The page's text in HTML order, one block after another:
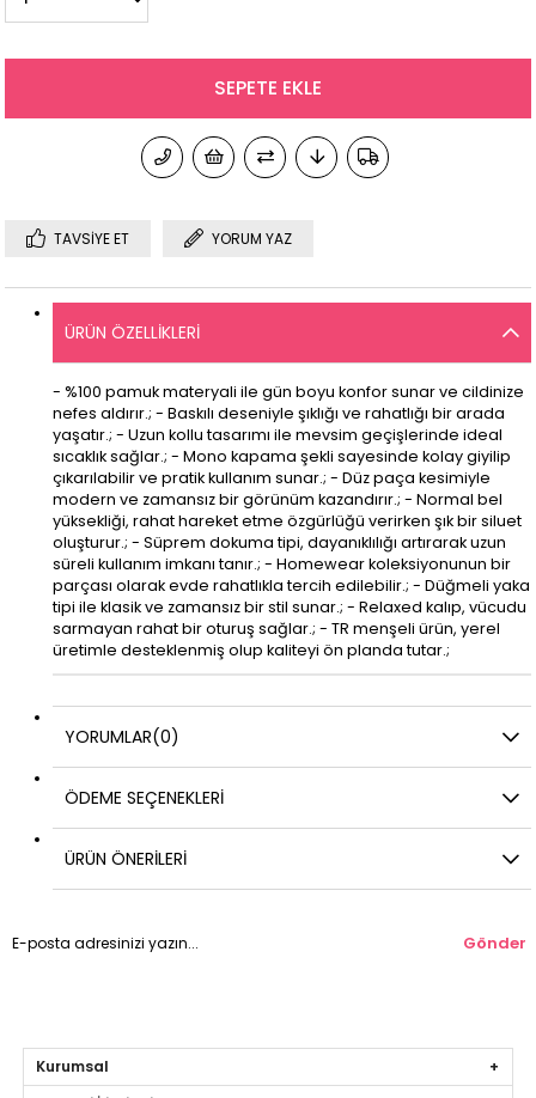
TAVSIYE ET YORUM YAZ
ÜRÜN ÖZELLIKLERI
- %100 pamuk materyali ile gün boyu konfor sunar ve cildinize
nefes aldırır.; - Baskılı deseniyle şıklığı ve rahatlığı bir arada
yaşatır.; - Uzun kollu tasarımı ile mevsim geçişlerinde ideal
sıcaklık sağlar.; - Mono kapama şekli sayesinde kolay giyilip
çıkarılabilir ve pratik kullanım sunar.; - Düz paça kesimiyle
modern ve zamansız bir görünüm kazandırır.; - Normal bel
yüksekliği, rahat hareket etme özgürlüğü verirken şık bir siluet
oluşturur.; - Süprem dokuma tipi, dayanıklılığı artırarak uzun
süreli kullanım imkanı tanır.; - Homewear koleksiyonunun bir
parçası olarak evde rahatlıkla tercih edilebilir.; - Düğmeli yaka
tipi ile klasik ve zamansız bir stil sunar.; - Relaxed kalıp, vücudu
sarmayan rahat bir oturuş sağlar.; - TR menşeli ürün, yerel
üretimle desteklenmiş olup kaliteyi ön planda tutar.;
YORUMLAR(0)
ÖDEME SEÇENEKLERI
ÜRÜN ÖNERILERI
Gönder
Kurumsal